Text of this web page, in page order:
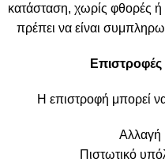
κατάσταση, χωρίς φθορές ή
πρέπει να είναι
Επιστροφές
Η επιστροφή μπορεί
Αλλαγή
Πιστωτικό